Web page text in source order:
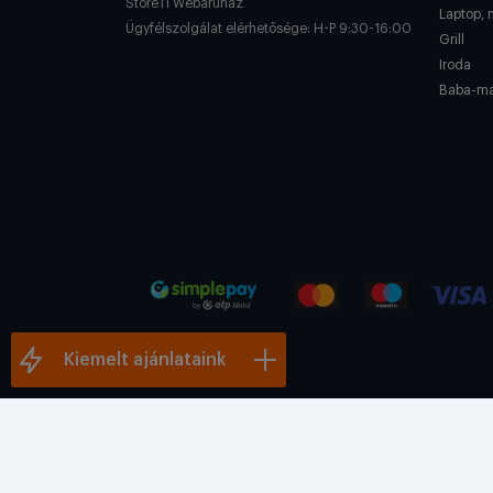
Store11 Webáruház
Ügyfélszolgálat elérhetősége: H-P 9:30-16:00
Laptop,
Grill
Iroda
Baba-
Kiemelt ajánlataink